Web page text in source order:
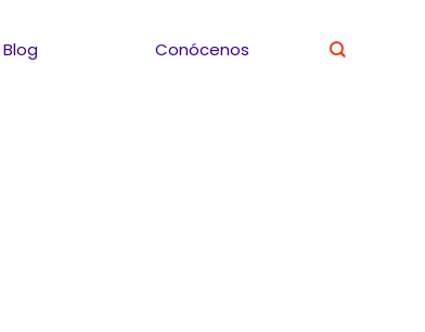
Blog Conócenos